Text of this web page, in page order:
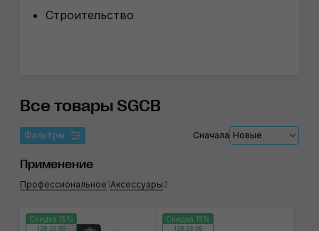
Строительство
Все товары SGCB
Фильтры Сначала Новые
Применение
Профессиональное1Аксессуары2
Скидка 15%
128:23:05
Скидка 15%
128:23:05